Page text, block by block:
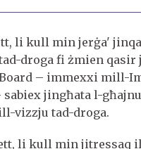
li kull min jerġa'
droga fi żmien qasir
– immexxi mill-
sabiex jingħata l-
vizzju tad-droga.
li kull min jitressaq